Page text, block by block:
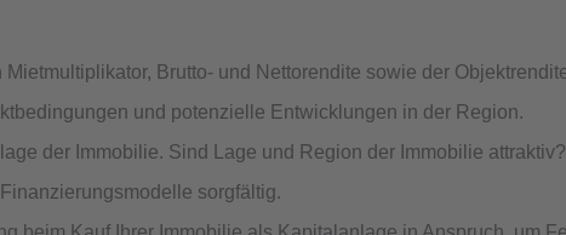
Brutto- und Nettorendite sowie der
und potenzielle Entwicklungen in der Region.
der Immobilie. Sind Lage und Region der Immobilie attraktiv?
sorgfältig.